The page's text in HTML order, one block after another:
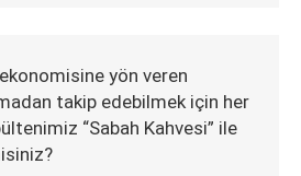
yön veren
takip edebilmek için her
“Sabah Kahvesi” ile